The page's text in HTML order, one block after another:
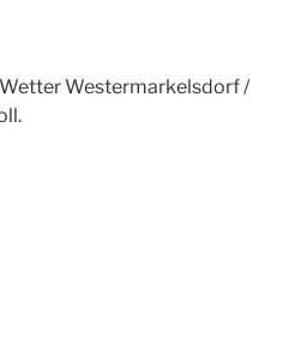
Westermarkelsdorf /